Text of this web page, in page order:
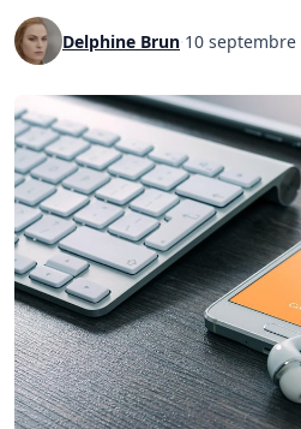
Delphine Brun 10 septembre